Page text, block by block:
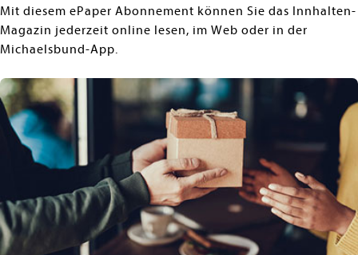
Mit diesem ePaper Abonnement können Sie das Innhalten-
Magazin jederzeit online lesen, im Web oder in der
Michaelsbund-App.